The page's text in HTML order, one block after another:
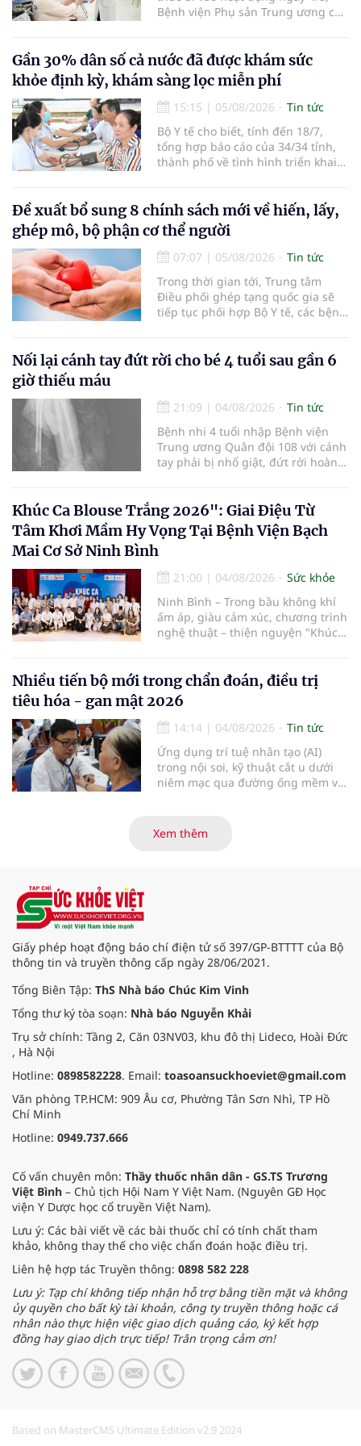
Bệnh viện Phụ sản Trung ương cơ
em bé đầu tiên chào đời.
Gần 30% dân số cả nước đã được khám sức
khỏe định kỳ, khám sàng lọc miễn phí
15:15 | 05/08/2026
Tin tức
Bộ Y tế cho biết, tính đến 18/7,
tổng hợp báo cáo của 34/34 tỉnh,
thành phố về tình hình triển khai
nhận 32.286.360 người, chiếm gần
30% dân số cả nước đã được khám
sức khỏe định kỳ năm nay.
Đề xuất bổ sung 8 chính sách mới về hiến, lấy,
ghép mô, bộ phận cơ thể người
07:07 | 05/08/2026
Tin tức
Trong thời gian tới, Trung tâm
Điều phối ghép tạng quốc gia sẽ
tiếp tục phối hợp Bộ Y tế, các bệnh
cường truyền thông, hoàn thiện
quy trình chuyên môn và hệ thống
hiến và ghép mô tạng.
Nối lại cánh tay đứt rời cho bé 4 tuổi sau gần 6
giờ thiếu máu
21:09 | 04/08/2026
Tin tức
Bệnh nhi 4 tuổi nhập Bệnh viện
Trung ương Quân đội 108 với cánh
tay phải bị nhổ giật, đứt rời hoàn
thương nặng và thời gian thiếu
máu kéo dài, các bác sĩ đã tái lập
tuần hoàn thành công sau ca vi
phẫu kéo dài 3 giờ.
Khúc Ca Blouse Trắng 2026": Giai Điệu Từ
Tâm Khơi Mầm Hy Vọng Tại Bệnh Viện Bạch
Mai Cơ Sở Ninh Bình
21:00 | 04/08/2026
Sức khỏe
Ninh Bình – Trong bầu không khí
ấm áp, giàu cảm xúc, chương trình
nghệ thuật – thiện nguyện "Khúc
điểm dừng chân đầu tiên tại Bệnh
viện Bạch Mai cơ sở Ninh Bình.
Nhiều tiến bộ mới trong chẩn đoán, điều trị
tiêu hóa - gan mật 2026
14:14 | 04/08/2026
Tin tức
Ứng dụng trí tuệ nhân tạo (AI)
trong nội soi, kỹ thuật cắt u dưới
niêm mạc qua đường ống mềm và
là những nội dung trọng tâm được
báo cáo tại Hội thảo khoa học cập
Xem thêm
Giấy phép hoạt động báo chí điện tử số 397/GP-BTTTT của Bộ
thông tin và truyền thông cấp ngày 28/06/2021.
Tổng Biên Tập: ThS Nhà báo Chúc Kim Vinh
Tổng thư ký tòa soạn: Nhà báo Nguyễn Khải
Trụ sở chính: Tầng 2, Căn 03NV03, khu đô thị Lideco, Hoài Đức
, Hà Nội
Hotline: 0898582228. Email: toasoansuckhoeviet@gmail.com
Văn phòng TP.HCM: 909 Âu cơ, Phường Tân Sơn Nhì, TP Hồ
Chí Minh
Hotline: 0949.737.666
Cố vấn chuyên môn: Thầy thuốc nhân dân - GS.TS Trương
Việt Bình – Chủ tịch Hội Nam Y Việt Nam. (Nguyên GĐ Học
viện Y Dược học cổ truyền Việt Nam).
Lưu ý: Các bài viết về các bài thuốc chỉ có tính chất tham
khảo, không thay thế cho việc chẩn đoán hoặc điều trị.
Liên hệ hợp tác Truyền thông: 0898 582 228
Lưu ý: Tạp chí không tiếp nhận hỗ trợ bằng tiền mặt và không
ủy quyền cho bất kỳ tài khoản, công ty truyền thông hoặc cá
nhân nào thực hiện việc giao dịch quảng cáo, ký kết hợp
đồng hay giao dịch trực tiếp! Trân trọng cảm ơn!
Based on MasterCMS Ultimate Edition v2.9 2024